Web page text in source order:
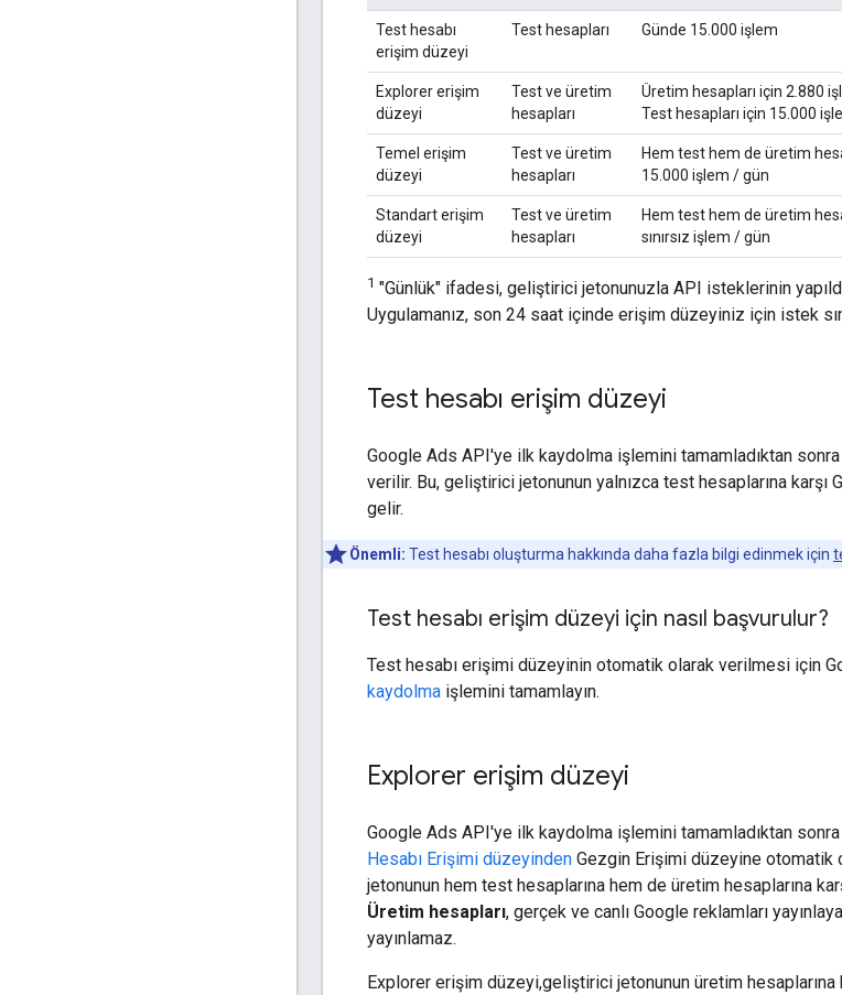
Test hesabı
erişim düzeyi
Test hesapları Günde 15.000 işlem
Explorer erişim
düzeyi
Test ve üretim
hesapları
Üretim hesapları için 2.880
Test hesapları için 15.000
Temel erişim
düzeyi
Test ve üretim
hesapları
Hem test hem de üretim
15.000 işlem / gün
Standart erişim
düzeyi
Test ve üretim
hesapları
Hem test hem de üretim
sınırsız işlem / gün
1 "Günlük" ifadesi, geliştirici jetonunuzla API isteklerinin
Uygulamanız, son 24 saat içinde erişim düzeyiniz için istek
Test hesabı erişim düzeyi
Google Ads API'ye ilk kaydolma işlemini tamamladıktan
verilir. Bu, geliştirici jetonunun yalnızca test hesaplarına
gelir.
Önemli: Test hesabı oluşturma hakkında daha fazla bilgi edinmek için
Test hesabı erişim düzeyi için nasıl başvurulur?
Test hesabı erişimi düzeyinin otomatik olarak verilmesi için
kaydolma işlemini tamamlayın.
Explorer erişim düzeyi
Google Ads API'ye ilk kaydolma işlemini tamamladıktan
Hesabı Erişimi düzeyinden Gezgin Erişimi düzeyine
jetonunun hem test hesaplarına hem de üretim hesaplarına
Üretim hesapları, gerçek ve canlı Google reklamları
yayınlamaz.
Explorer erişim düzeyi,geliştirici jetonunun üretim